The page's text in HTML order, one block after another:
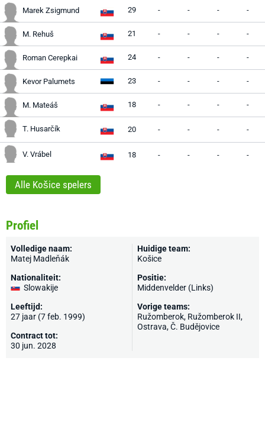
Marek Zsigmund 29 - - - -
M. Rehuš 21 - - - -
Roman Cerepkai 24 - - - -
Kevor Palumets 23 - - - -
M. Mateáš 18 - - - -
T. Husarčík 20 - - - -
V. Vrábel 18 - - - -
Alle Košice spelers
Profiel
Volledige naam:
Matej Madleňák
Nationaliteit:
Slowakije
Leeftijd:
27 jaar (7 feb. 1999)
Contract tot:
30 jun. 2028
Huidige team:
Košice
Positie:
Middenvelder (Links)
Vorige teams:
Ružomberok, Ružomberok II,
Ostrava,Č. Budějovice